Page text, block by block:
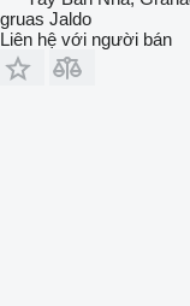
gruas Jaldo
Liên hệ với người bán